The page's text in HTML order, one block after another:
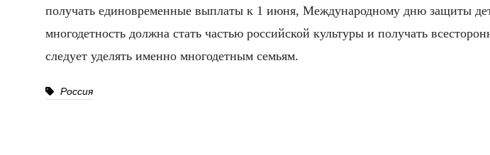
получать единовременные выплаты к 1 июня, Международному дню защиты
многодетность должна стать частью российской культуры и получать
следует уделять именно многодетным семьям.
Россия